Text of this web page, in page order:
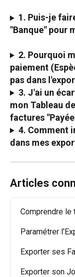
1. Puis-je
"Banque" pour
2. Pourquoi
paiement
pas dans
3. J'ai un
mon Tableau
factures
4. Comment
dans mes
Articles
Comprendre le
Paramétrer
Exporter ses
Exporter son